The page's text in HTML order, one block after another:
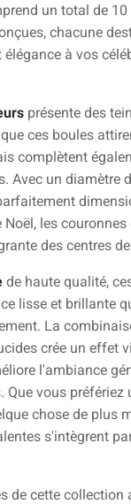
un total de 10
chacune
élégance à vos
présente des
ces boules
complètent
Avec un diamètre
les
des centres
de haute qualité,
lisse et brillante
La
crée un effet
l'ambiance
Que vous préfériez
chose de plus
s'intègrent
de cette collection